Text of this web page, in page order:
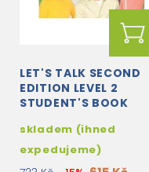
LET'S TALK SECOND
EDITION LEVEL 2
STUDENT'S BOOK
AUDIO CD
skladem (ihned
expedujeme)